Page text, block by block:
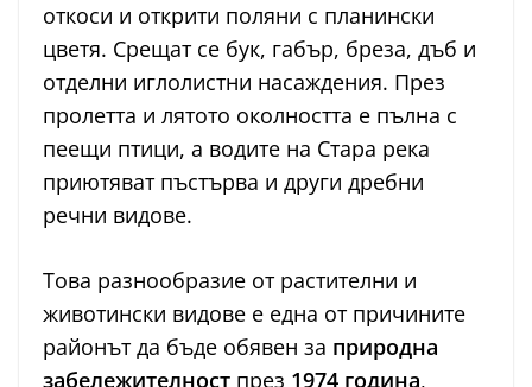
откоси и открити поляни с планински
цветя. Срещат се бук, габър, бреза, дъб и
отделни иглолистни насаждения. През
пролетта и лятото околността е пълна с
пеещи птици, а водите на Стара река
приютяват пъстърва и други дребни
речни видове.
Това разнообразие от растителни и
животински видове е една от причините
районът да бъде обявен за природна
забележителност през 1974 година,